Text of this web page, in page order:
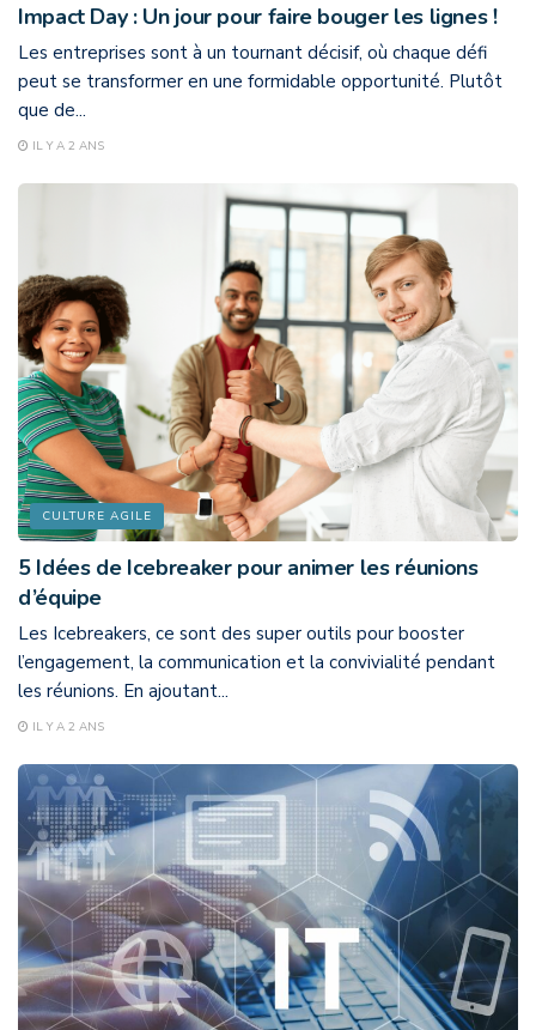
Impact Day : Un jour pour faire bouger les lignes !
Les entreprises sont à un tournant décisif, où chaque défi
peut se transformer en une formidable opportunité. Plutôt
que de...
IL Y A 2 ANS
CULTURE AGILE
5 Idées de Icebreaker pour animer les réunions
d’équipe
Les Icebreakers, ce sont des super outils pour booster
l’engagement, la communication et la convivialité pendant
les réunions. En ajoutant...
IL Y A 2 ANS